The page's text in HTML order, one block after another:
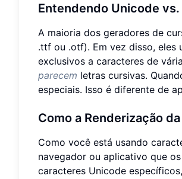
Entendendo Unicode
A maioria dos geradores de
.ttf ou .otf). Em vez disso, eles
exclusivos a caracteres de
parecem letras cursivas.
especiais. Isso é diferente de
Como a Renderização
Como você está usando
navegador ou aplicativo que
caracteres Unicode